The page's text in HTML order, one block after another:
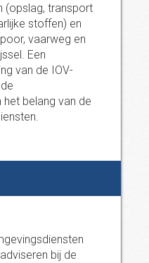
(opslag, transport
stoffen) en
vaarweg en
Een
van de IOV-
belang van de
bij de